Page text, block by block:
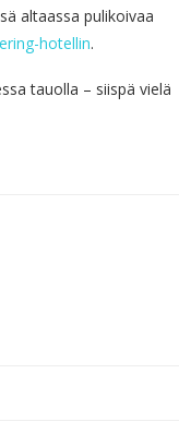
altaassa pulikoivaa
hotellin.
tauolla – siispä vielä